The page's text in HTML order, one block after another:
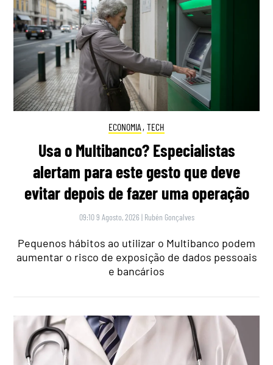
ECONOMIA , TECH
Usa o Multibanco? Especialistas
alertam para este gesto que deve
evitar depois de fazer uma operação
09:10 9 Agosto, 2026 | Rubén Gonçalves
Pequenos hábitos ao utilizar o Multibanco podem
aumentar o risco de exposição de dados pessoais
e bancários